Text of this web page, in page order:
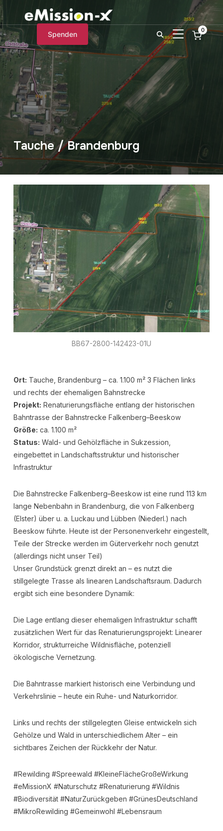
Spenden 0
Tauche / Brandenburg
BB67-2800-142423-01U
Ort: Tauche, Brandenburg – ca. 1.100 m² 3 Flächen links
und rechts der ehemaligen Bahnstrecke
Projekt: Renaturierungsfläche entlang der historischen
Bahntrasse der Bahnstrecke Falkenberg–Beeskow
Größe: ca. 1.100 m²
Status: Wald- und Gehölzfläche in Sukzession,
eingebettet in Landschaftsstruktur und historischer
Infrastruktur
Die Bahnstrecke Falkenberg–Beeskow ist eine rund 113 km
lange Nebenbahn in Brandenburg, die von Falkenberg
(Elster) über u. a. Luckau und Lübben (Niederl.) nach
Beeskow führte. Heute ist der Personenverkehr eingestellt,
Teile der Strecke werden im Güterverkehr noch genutzt
(allerdings nicht unser Teil)
Unser Grundstück grenzt direkt an – es nutzt die
stillgelegte Trasse als linearen Landschaftsraum. Dadurch
ergibt sich eine besondere Dynamik:
Die Lage entlang dieser ehemaligen Infrastruktur schafft
zusätzlichen Wert für das Renaturierungsprojekt: Linearer
Korridor, strukturreiche Wildnisfläche, potenziell
ökologische Vernetzung.
Die Bahntrasse markiert historisch eine Verbindung und
Verkehrslinie – heute ein Ruhe- und Naturkorridor.
Links und rechts der stillgelegten Gleise entwickeln sich
Gehölze und Wald in unterschiedlichem Alter – ein
sichtbares Zeichen der Rückkehr der Natur.
#Rewilding #Spreewald #KleineFlächeGroßeWirkung
#eMissionX #Naturschutz #Renaturierung #Wildnis
#Biodiversität #NaturZurückgeben #GrünesDeutschland
#MikroRewilding #Gemeinwohl #Lebensraum